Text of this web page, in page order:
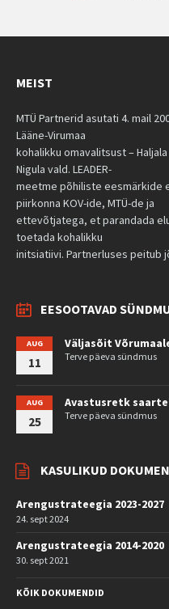
MEIST
MTÜ Partnerid asutati 4. mail
Lääne-Virumaa
kohalikku omavalitsust –
Nigula vald. LEADER-
meetme põhiliste eesmärkide
piirkonna KOV-ide, MTÜ-de ja
ettevõtjatega, et parandada
toetada kohalikku
initsiatiivi. Partnerluses peitub
EESOOTAVAD
AUG
11
Väljasõit
Terve päeva sündmus
AUG
25
Avastusretk
Terve päeva sündmus
KASULIKUD
Arengustrateegia 2023-2027
24. sept 2024
Arengustrateegia 2014-2020
30. sept 2021
KÕIK DOKUMENDID